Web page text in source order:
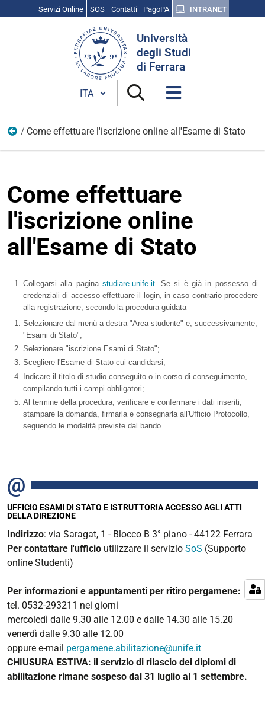
Servizi Online SOS Contatti PagoPA INTRANET
Università
degli Studi
di Ferrara
Cambia lingua
Faq
Come effettuare l'iscrizione online all'Esame di Stato
Come effettuare
l'iscrizione online
all'Esame di Stato
Collegarsi alla pagina studiare.unife.it. Se si è già in possesso di
credenziali di accesso effettuare il login, in caso contrario procedere
alla registrazione, secondo la procedura guidata
Selezionare dal menù a destra "Area studente" e, successivamente,
"Esami di Stato";
Selezionare "iscrizione Esami di Stato";
Scegliere l'Esame di Stato cui candidarsi;
Indicare il titolo di studio conseguito o in corso di conseguimento,
compilando tutti i campi obbligatori;
Al termine della procedura, verificare e confermare i dati inseriti,
stampare la domanda, firmarla e consegnarla all'Ufficio Protocollo,
seguendo le modalità previste dal bando.
UFFICIO ESAMI DI STATO E ISTRUTTORIA ACCESSO AGLI ATTI
DELLA DIREZIONE
Indirizzo: via Saragat, 1 - Blocco B 3° piano - 44122 Ferrara
Per contattare l'ufficio utilizzare il servizio SoS (Supporto
online Studenti)
Per informazioni e appuntamenti per ritiro pergamene:
tel. 0532-293211 nei giorni
mercoledì dalle 9.30 alle 12.00 e dalle 14.30 alle 15.20
venerdì dalle 9.30 alle 12.00
oppure e-mail pergamene.abilitazione@unife.it
CHIUSURA ESTIVA: il servizio di rilascio dei diplomi di
abilitazione rimane sospeso dal 31 luglio al 1 settembre.